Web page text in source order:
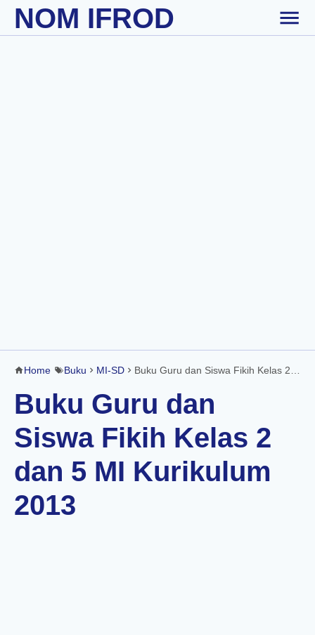
Skip to main content
NOM IFROD
Home Buku MI-SD Buku Guru dan Siswa Fikih Kelas 2 dan 5 MI Kurikulum 2013
Buku Guru dan
Siswa Fikih Kelas 2
dan 5 MI Kurikulum
2013